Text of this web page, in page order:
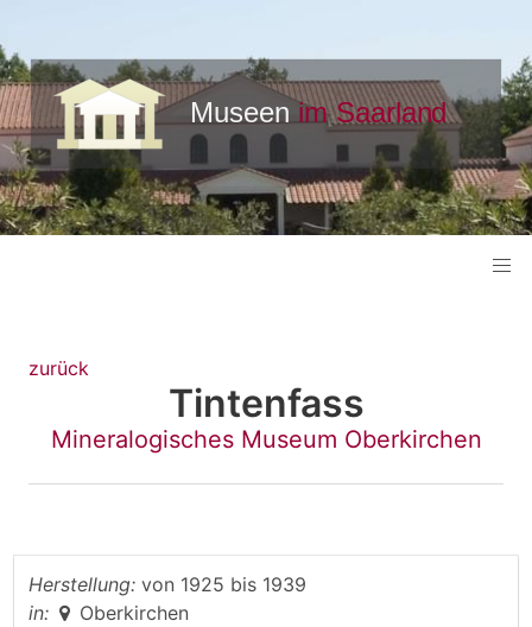
zurück
Tintenfass
Mineralogisches Museum Oberkirchen
Herstellung: von 1925 bis 1939
in:
Oberkirchen